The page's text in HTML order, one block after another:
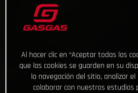
Al hacer clic en “Aceptar todas las
que las cookies se guarden en su
la navegación del sitio, analizar
colaborar con nuestros estudios